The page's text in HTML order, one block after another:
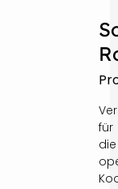
für
die